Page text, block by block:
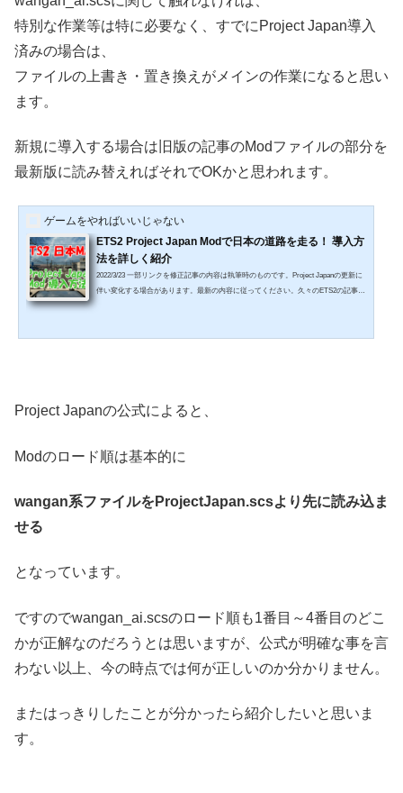
特別な作業等は特に必要なく、すでにProject Japan導入
済みの場合は、
ファイルの上書き・置き換えがメインの作業になると思い
ます。
新規に導入する場合は旧版の記事のModファイルの部分を
最新版に読み替えればそれでOKかと思われます。
ゲームをやればいいじゃない
ETS2 Project Japan Modで日本の道路を走る！ 導入方
法を詳しく紹介
2022/3/23 一部リンクを修正記事の内容は執筆時のものです。Project Japanの更新に
伴い変化する場合があります。最新の内容に従ってください。久々のETS2の記事で
Project Japanの公式によると、
Modのロード順は基本的に
wangan系ファイルをProjectJapan.scsより先に読み込ま
せる
となっています。
ですのでwangan_ai.scsのロード順も1番目～4番目のどこ
かが正解なのだろうとは思いますが、公式が明確な事を言
わない以上、今の時点では何が正しいのか分かりません。
またはっきりしたことが分かったら紹介したいと思いま
す。